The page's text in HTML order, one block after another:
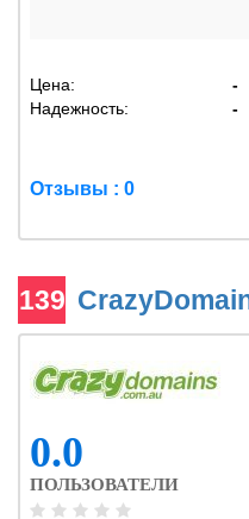
Цена: -
Надежность:
-
Отзывы : 0
139
0.0
ПОЛЬЗОВАТЕЛИ